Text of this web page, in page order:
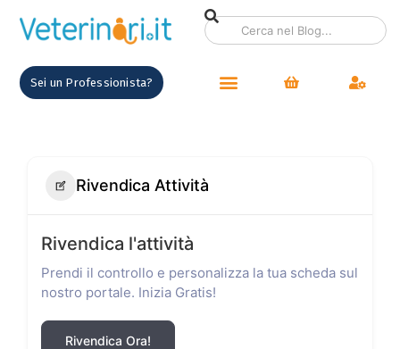
Sei un Professionista?
Rivendica Attività
Rivendica l'attività
Prendi il controllo e personalizza la tua scheda sul
nostro portale. Inizia Gratis!
Rivendica Ora!